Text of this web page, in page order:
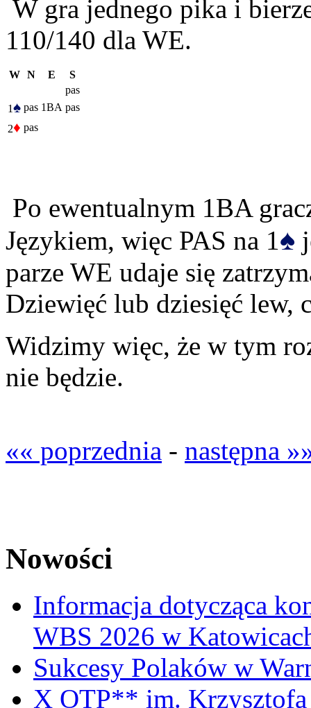
W gra jednego pika i
110/140 dla WE.
W N E
S
pas
1♠ pas 1BA pas
2♦ pas
Po ewentualnym 1BA
Językiem, więc PAS na 1 ♠
parze WE udaje się
Dziewięć lub dziesięć lew,
Widzimy więc, że w tym
nie będzie.
«« poprzednia - następna
Nowości
Informacja dotycząca
WBS 2026 w
Sukcesy Polaków w
X OTP** im. Krzysztofa